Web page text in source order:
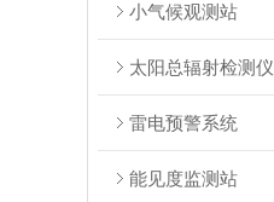
小气候观测站
太阳总辐射检测仪
雷电预警系统
能见度监测站